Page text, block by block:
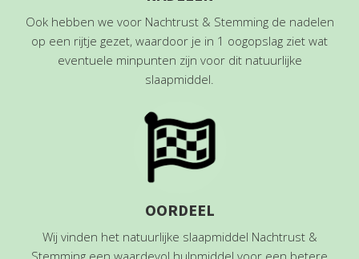
Ook hebben we voor Nachtrust & Stemming de nadelen
op een rijtje gezet, waardoor je in 1 oogopslag ziet wat
eventuele minpunten zijn voor dit natuurlijke
slaapmiddel.
OORDEEL
Wij vinden het natuurlijke slaapmiddel Nachtrust &
Stemming een waardevol hulpmiddel voor een betere